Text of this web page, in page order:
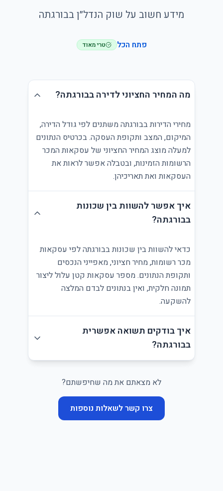
מידע חשוב על שוק הנדל״ן בבורגתה
פתח הכל טרי מאוד
מה המחיר החציוני לדירה בבורגתה?
מחירי הדירות בבורגתה משתנים לפי גודל הדירה,
המיקום, המצב ותקופת העסקה. בכרטיס הנתונים
למעלה מוצג המחיר החציוני של עסקאות המכר
הרשומות הזמינות, ובטבלה אפשר לראות את
העסקאות ואת תאריכיהן.
איך אפשר להשוות בין שכונות
בבורגתה?
כדאי להשוות בין שכונות בבורגתה לפי עסקאות
מכר רשומות, מחיר חציוני, מאפייני הנכסים
ותקופת הנתונים. מספר עסקאות קטן עלול ליצור
תמונה חלקית, ואין בנתונים לבדם המלצה
להשקעה.
איך בודקים תשואה אפשרית
בבורגתה?
לא מצאתם את מה שחיפשתם?
צרו קשר לשאלות נוספות